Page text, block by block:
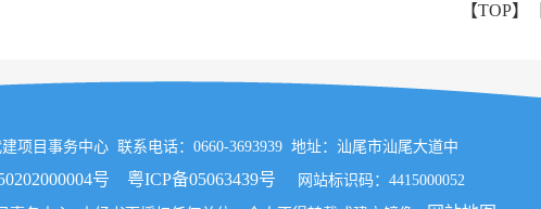
【TOP】
项目事务中心 联系电话：0660-3693939 地址：汕尾市汕尾大道中
号 粤ICP备05063439号 网站标识码：4415000052